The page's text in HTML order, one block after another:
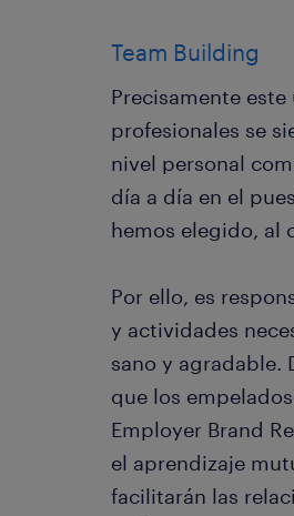
Team Building
Precisamente
profesionales se
nivel personal
día a día en el
hemos elegido, al
Por ello, es
y actividades
sano y agradable.
que los
Employer Brand
el aprendizaje
facilitarán las